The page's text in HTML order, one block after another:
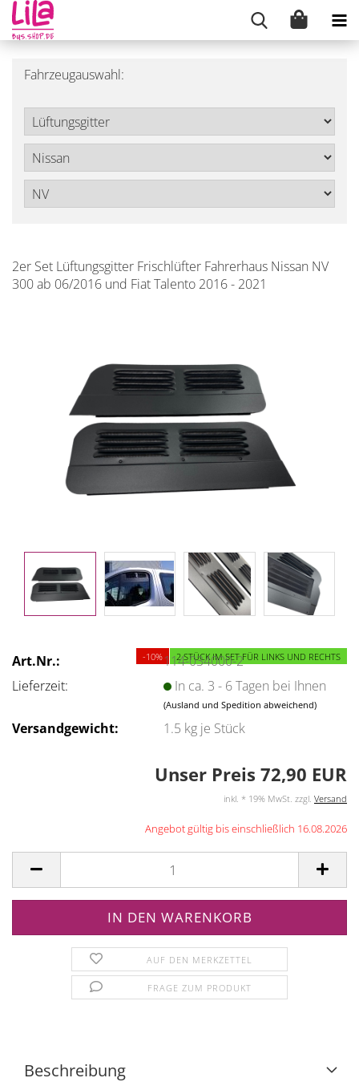
Fahrzeugauswahl:
2er Set Lüftungsgitter Frischlüfter Fahrerhaus Nissan NV
300 ab 06/2016 und Fiat Talento 2016 - 2021
-10% 2 STÜCK IM SET FÜR LINKS UND RECHTS
Art.Nr.:
114-034000-2
Lieferzeit:
In ca. 3 - 6 Tagen bei Ihnen
(Ausland und Spedition abweichend)
Versandgewicht: 1.5 kg je Stück
Unser Preis 72,90 EUR
inkl. * 19% MwSt. zzgl. Versand
Angebot gültig bis einschließlich 16.08.2026
AUF DEN MERKZETTEL
FRAGE ZUM PRODUKT
Beschreibung